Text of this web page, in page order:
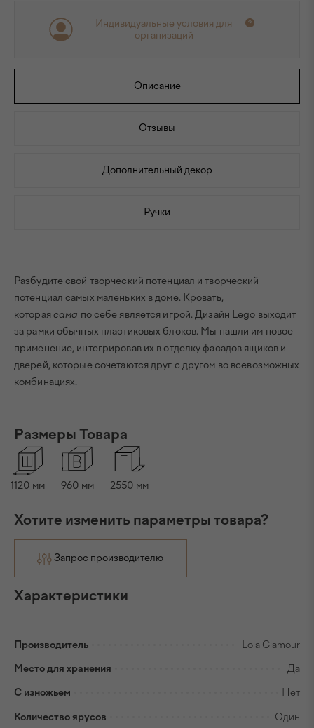
Индивидуальные условия для
организаций
Описание
Отзывы
Дополнительный декор
Ручки
Разбудите свой творческий потенциал и творческий
потенциал самых маленьких в доме. Кровать,
которая сама по себе является игрой. Дизайн Lego выходит
за рамки обычных пластиковых блоков. Мы нашли им новое
применение, интегрировав их в отделку фасадов ящиков и
дверей, которые сочетаются друг с другом во всевозможных
комбинациях.
Размеры Товара
1120 мм 960 мм 2550 мм
Хотите изменить параметры товара?
Запрос производителю
Характеристики
Производитель Lola Glamour
Место для хранения Да
С изножьем Нет
Количество ярусов Один